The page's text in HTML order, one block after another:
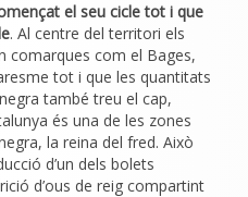
el seu cicle tot i que
. Al centre del territori els
comarques com el Bages,
tot i que les quantitats
també treu el cap,
és una de les zones
la reina del fred. Això
d’un dels bolets
d’ous de reig compartint